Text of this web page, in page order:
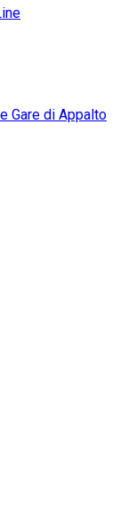
Gare di Appalto